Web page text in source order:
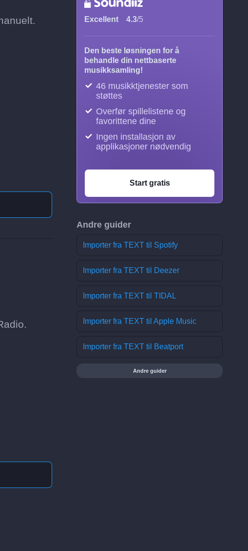
Excellent 4.3/5
Den beste løsningen for å
behandle din nettbaserte
musikksamling!
46 musikktjenester som
støttes
Overfør spillelistene og
favorittene dine
Ingen installasjon av
applikasjoner nødvendig
Start gratis
Andre guider
Importer fra TEXT til Spotify
Importer fra TEXT til Deezer
Importer fra TEXT til TIDAL
Importer fra TEXT til Apple Music
Importer fra TEXT til Beatport
Andre guider